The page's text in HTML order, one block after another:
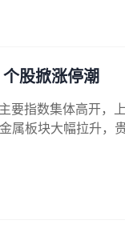
股掀涨停潮
要指数集体高开，
属板块大幅拉升，